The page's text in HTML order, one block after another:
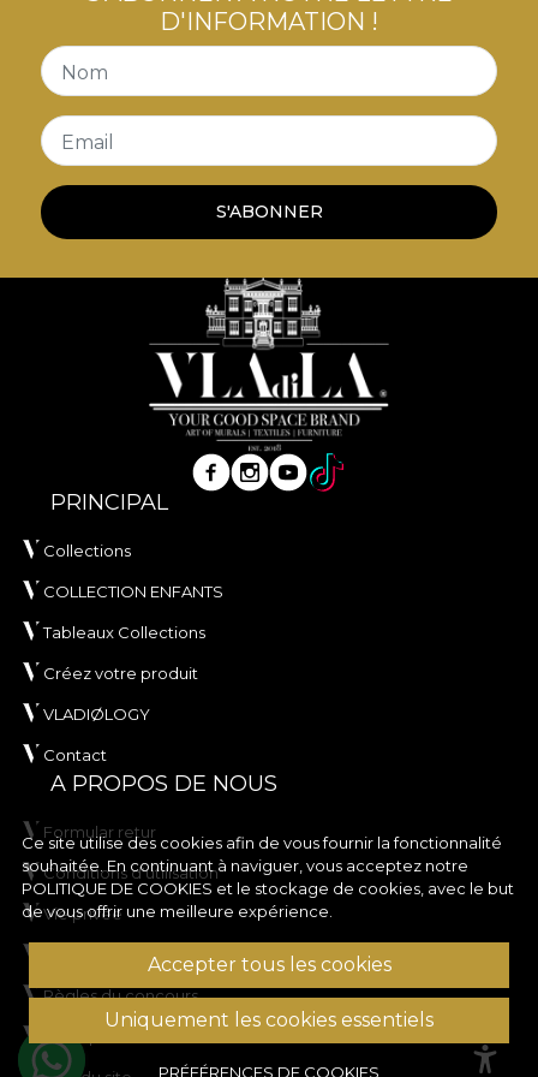
Ce site utilise des cookies afin de vous fournir la fonctionnalité
souhaitée. En continuant à naviguer, vous acceptez notre
POLITIQUE DE COOKIES et le stockage de cookies, avec le but
de vous offrir une meilleure expérience.
Accepter tous les cookies
Uniquement les cookies essentiels
PRÉFÉRENCES DE COOKIES
D'INFORMATION !
Nom
Email
S'ABONNER
PRINCIPAL
Collections
COLLECTION ENFANTS
Tableaux Collections
Créez votre produit
VLADIØLOGY
Contact
A PROPOS DE NOUS
Formular retur
Conditions d'utilisation
Vie privée
Règles de la campagne de rabais
Règles du concours
Politique en matière de cookies